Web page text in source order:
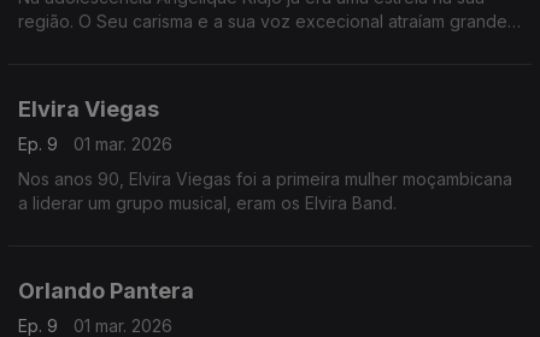
região. O Seu carisma e a sua voz excecional atraíam grande
Elvira Viegas
Ep. 9
01 mar. 2026
Nos anos 90, Elvira Viegas foi a primeira mulher moçambicana
a liderar um grupo musical, eram os Elvira Band.
Orlando Pantera
Ep. 9
01 mar. 2026